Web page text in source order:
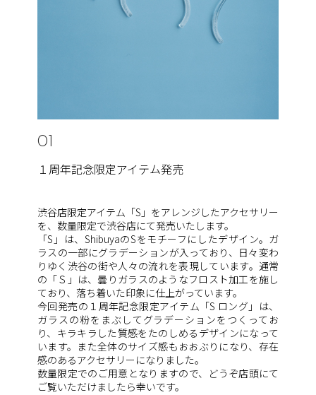
01
１周年記念限定アイテム発売
渋谷店限定アイテム「S」をアレンジしたアクセサリー
を、数量限定で渋谷店にて発売いたします。
「S」は、ShibuyaのSをモチーフにしたデザイン。ガ
ラスの一部にグラデーションが入っており、日々変わ
りゆく渋谷の街や人々の流れを表現しています。通常
の「Ｓ」は、曇りガラスのようなフロスト加工を施し
ており、落ち着いた印象に仕上がっています。
今回発売の１周年記念限定アイテム「S ロング」は、
ガラスの粉をまぶしてグラデーションをつくってお
り、キラキラした質感をたのしめるデザインになって
います。また全体のサイズ感もおおぶりになり、存在
感のあるアクセサリーになりました。
数量限定でのご用意となりますので、どうぞ店頭にて
ご覧いただけましたら幸いです。